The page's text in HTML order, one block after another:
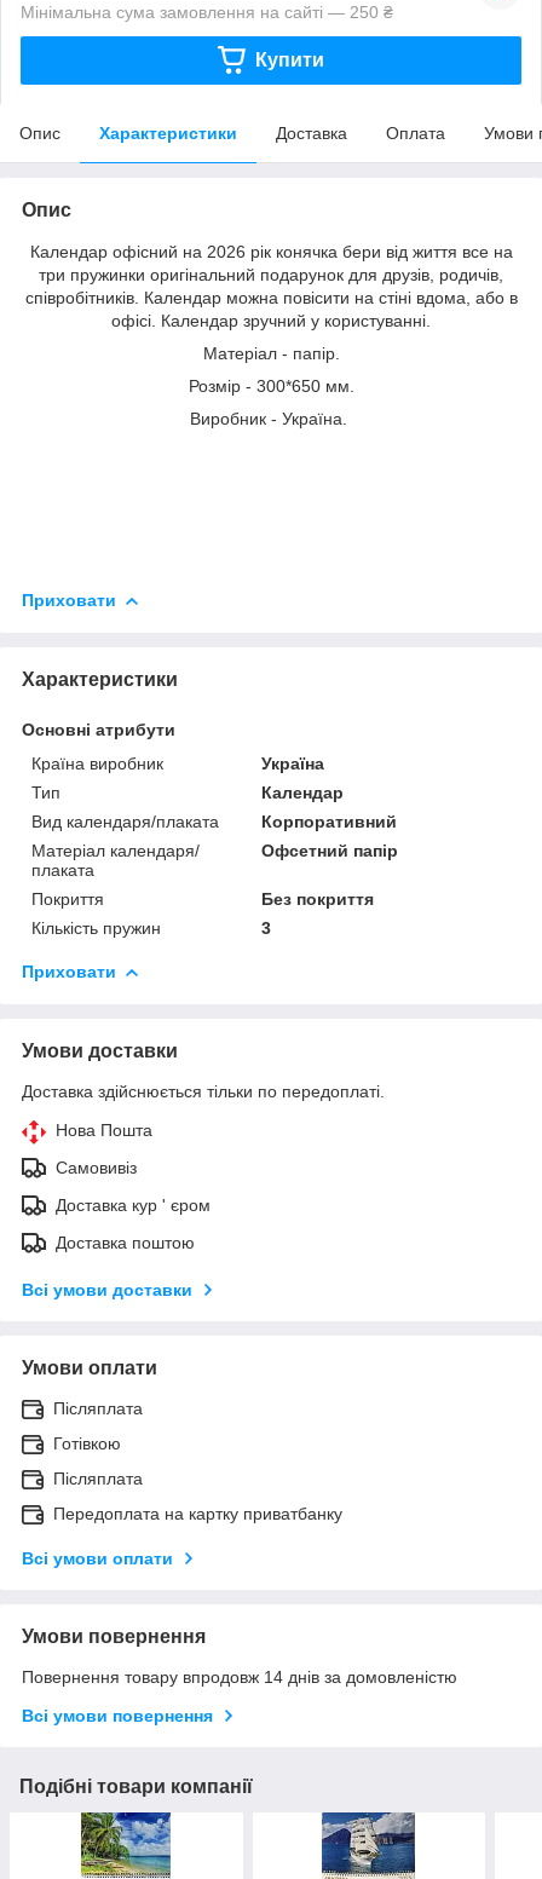
Мінімальна сума замовлення на сайті — 250 ₴
Купити
Опис Характеристики Доставка Оплата Умови
Опис
Календар офісний на 2026 рік конячка бери від життя все на
три пружинки оригінальний подарунок для друзів, родичів,
співробітників. Календар можна повісити на стіні вдома, або в
офісі. Календар зручний у користуванні.
Матеріал - папір.
Розмір - 300*650 мм.
Виробник - Україна.
Приховати
Характеристики
Основні атрибути
Країна виробник
Україна
Тип
Календар
Вид календаря/плаката
Корпоративний
Матеріал календаря/
плаката
Офсетний папір
Покриття
Без покриття
Кількість пружин
3
Приховати
Умови доставки
Доставка здійснюється тільки по передоплаті.
Нова Пошта
Самовивіз
Доставка кур ' єром
Доставка поштою
Всі умови доставки
Умови оплати
Післяплата
Готівкою
Післяплата
Передоплата на картку приватбанку
Всі умови оплати
Умови повернення
Повернення товару впродовж 14 днів за домовленістю
Всі умови повернення
Подібні товари компанії